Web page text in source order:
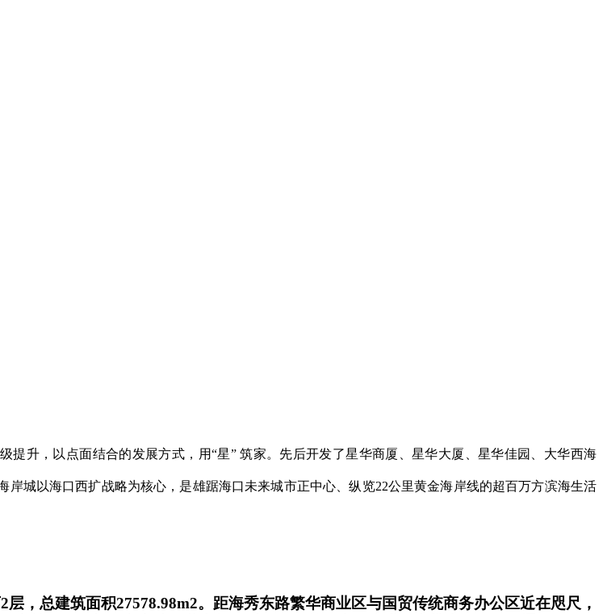
升，以点面结合的发展方式，用“星” 筑家。先后开发了星华商厦、星华大厦、星华佳园、大华西海
城以海口西扩战略为核心，是雄踞海口未来城市正中心、纵览22公里黄金海岸线的超百万方滨海生活
，总建筑面积27578.98m2。距海秀东路繁华商业区与国贸传统商务办公区近在咫尺，